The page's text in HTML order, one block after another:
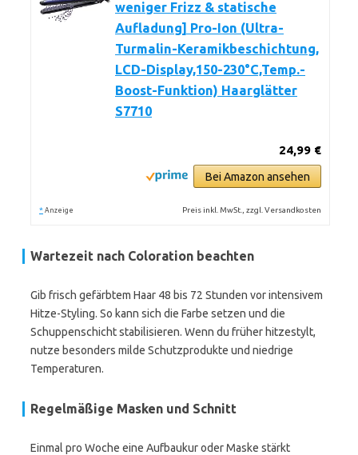
weniger Frizz & statische
Aufladung] Pro-Ion (Ultra-
Turmalin-Keramikbeschichtung,
LCD-Display,150-230°C,Temp.-
Boost-Funktion) Haarglätter
S7710
24,99 €
Bei Amazon ansehen
* Anzeige Preis inkl. MwSt., zzgl. Versandkosten
Wartezeit nach Coloration beachten
Gib frisch gefärbtem Haar 48 bis 72 Stunden vor intensivem
Hitze-Styling. So kann sich die Farbe setzen und die
Schuppenschicht stabilisieren. Wenn du früher hitzestylt,
nutze besonders milde Schutzprodukte und niedrige
Temperaturen.
Regelmäßige Masken und Schnitt
Einmal pro Woche eine Aufbaukur oder Maske stärkt